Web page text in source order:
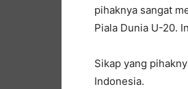
pihaknya sangat
Piala Dunia U-20.
Sikap yang
Indonesia.